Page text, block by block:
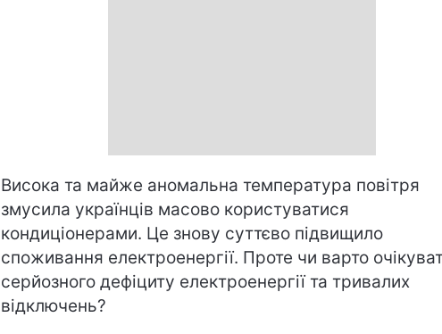
Висока та майже аномальна температура повітря
змусила українців масово користуватися
кондиціонерами. Це знову суттєво підвищило
споживання електроенергії. Проте чи варто
серйозного дефіциту електроенергії та тривалих
відключень?